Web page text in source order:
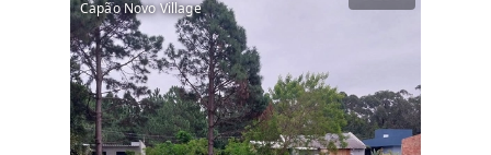
Capão Novo Village